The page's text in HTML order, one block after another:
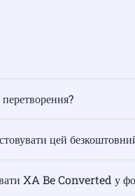
цей
XA Be Converted у